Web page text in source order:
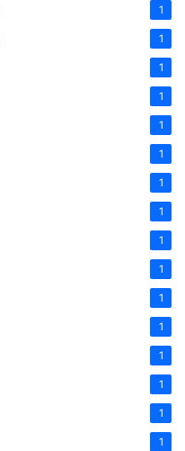
1
1
1
1
1
1
1
1
1
1
1
1
1
1
1
1